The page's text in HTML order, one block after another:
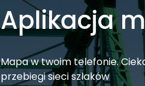
Aplikacja
Mapa w twoim telefonie.
przebiegi sieci szlaków